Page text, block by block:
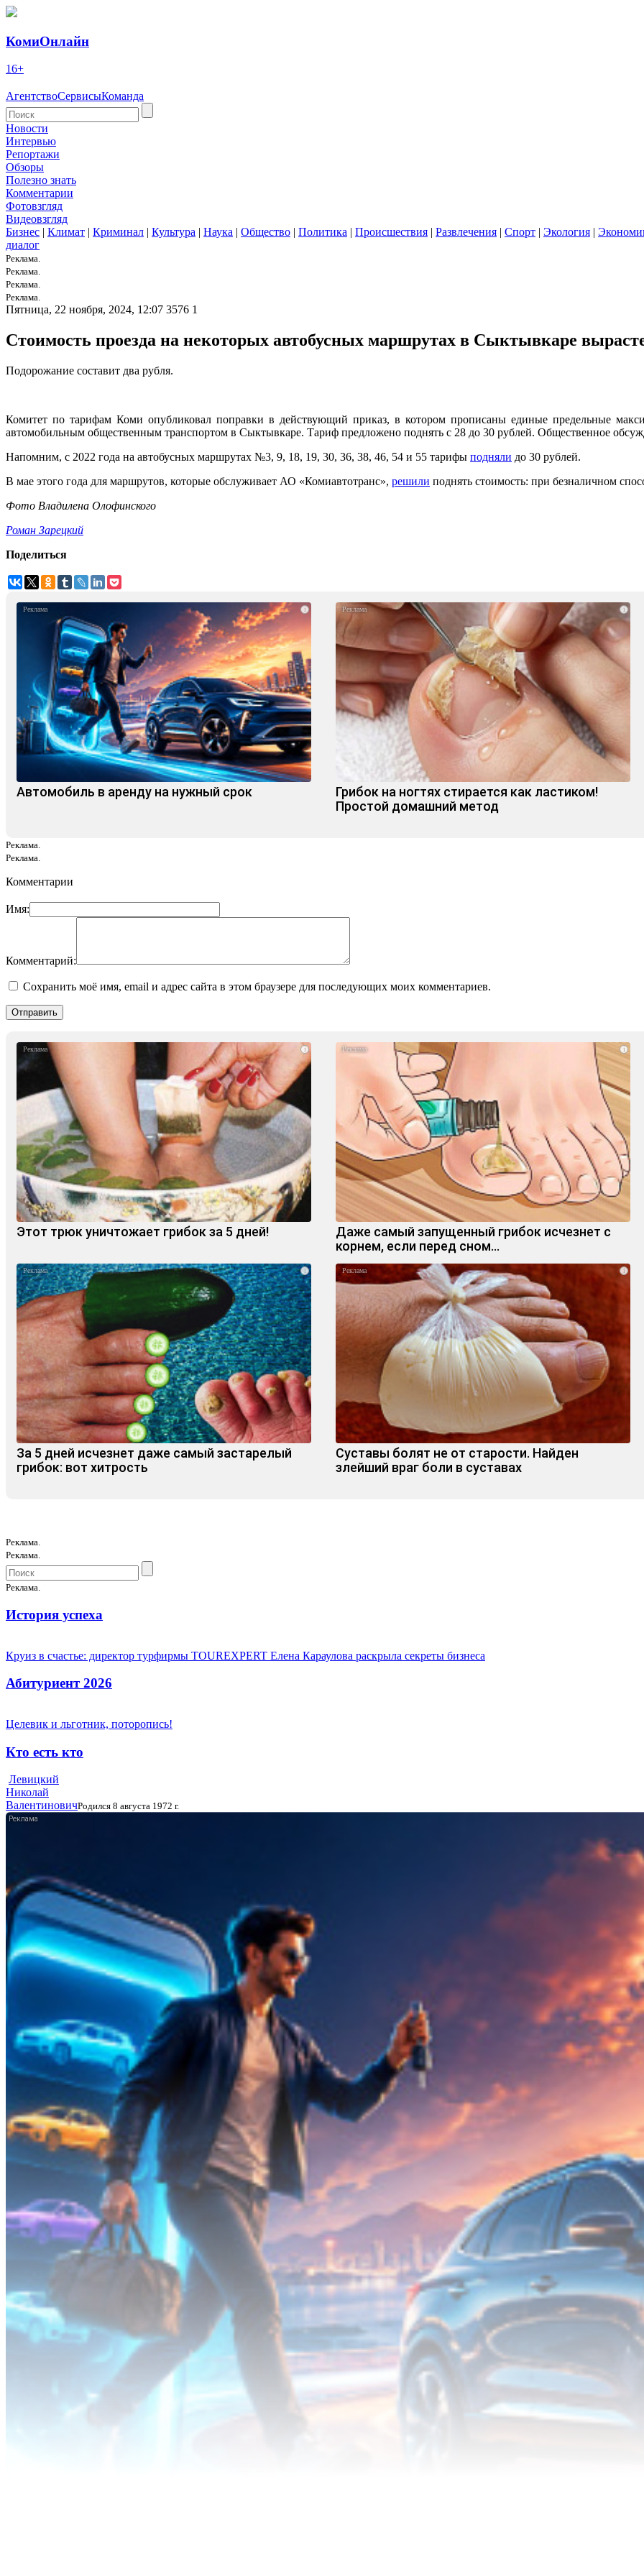
КомиОнлайн
16+
АгентствоСервисыКоманда
Новости
Интервью
Репортажи
Обзоры
Полезно знать
Комментарии
Фотовзгляд
Видеовзгляд
Бизнес | Климат | Криминал | Культура | Наука | Общество | Политика | Происшествия | Развлечения | Спорт | Экология |
диалог
Реклама.
Реклама.
Реклама.
Реклама.
Пятница, 22 ноября, 2024, 12:07 3576 1
Стоимость проезда на некоторых автобусных маршрутах в Сыктывкаре
Подорожание составит два рубля.
Комитет по тарифам Коми опубликовал поправки в действующий приказ, в котором прописаны единые предельные
автомобильным общественным транспортом в Сыктывкаре. Тариф предложено поднять с 28 до 30 рублей. Общественное
Напомним, с 2022 года на автобусных маршрутах №3, 9, 18, 19, 30, 36, 38, 46, 54 и 55 тарифы подняли до 30 рублей.
В мае этого года для маршрутов, которые обслуживает АО «Комиавтотранс», решили поднять стоимость: при безналичном
Фото Владилена Олофинского
Роман Зарецкий
Поделиться
i
Автомобиль в аренду на нужный срок
i
Грибок на ногтях стирается как ластиком!
Простой домашний метод
Реклама.
Реклама.
Комментарии
Имя:
Комментарий:
Сохранить моё имя, email и адрес сайта в этом браузере для последующих моих комментариев.
i
Этот трюк уничтожает грибок за 5 дней!
i
Даже самый запущенный грибок исчезнет с
корнем, если перед сном…
i
За 5 дней исчезнет даже самый застарелый
грибок: вот хитрость
i
Суставы болят не от старости. Найден
злейший враг боли в суставах
Реклама.
Реклама.
Реклама.
История успеха
Круиз в счастье: директор турфирмы TOUREXPERT Елена Караулова раскрыла секреты бизнеса
Абитуриент 2026
Целевик и льготник, поторопись!
Кто есть кто
Левицкий
Николай
ВалентиновичРодился 8 августа 1972 г.